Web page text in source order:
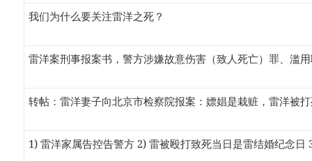
我们为什么要关注雷洋之死？
雷洋案刑事报案书，警方涉嫌故意伤害（致人死亡）罪、滥
转帖：雷洋妻子向北京市检察院报案：嫖娼是栽赃，雷洋被
1) 雷洋家属告控告警方 2) 雷被殴打致死当日是雷结婚纪念日